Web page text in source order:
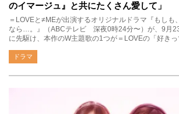
のイマージュ』と共にたくさん愛して」
＝LOVEと≠MEが出演するオリジナルドラマ『もしも
なら…。』（ABCテレビ 深夜0時24分〜）が、9月
に先駆け、本作のW主題歌の1つが＝LOVEの「好き
ドラマ